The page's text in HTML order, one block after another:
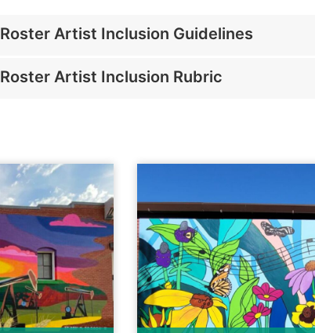
Roster Artist Inclusion Guidelines
Roster Artist Inclusion Rubric